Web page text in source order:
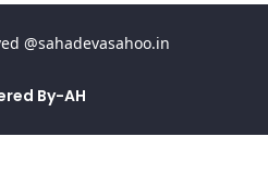
@sahadevasahoo.in
By-AH